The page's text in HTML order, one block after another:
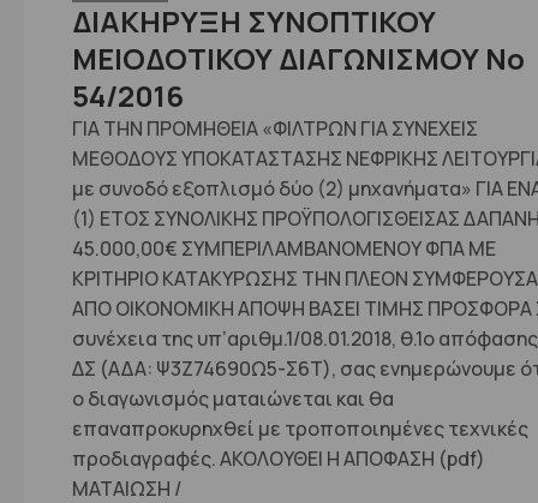
ΔΙΑΚΗΡΥΞΗ ΣΥΝΟΠΤΙΚΟΥ
ΜΕΙΟΔΟΤΙΚΟΥ ΔΙΑΓΩΝΙΣΜΟΥ No
54/2016
ΓΙΑ ΤΗΝ ΠΡΟΜΗΘΕΙΑ «ΦΙΛΤΡΩΝ ΓΙΑ ΣΥΝΕΧΕΙΣ
ΜΕΘΟΔΟΥΣ ΥΠΟΚΑΤΑΣΤΑΣΗΣ ΝΕΦΡΙΚΗΣ
με συνοδό εξοπλισμό δύο (2) μηχανήματα» ΓΙΑ
(1) ΕΤΟΣ ΣΥΝΟΛΙΚΗΣ ΠΡΟΫΠΟΛΟΓΙΣΘΕΙΣΑΣ
45.000,00€ ΣΥΜΠΕΡΙΛΑΜΒΑΝΟΜΕΝΟΥ ΦΠΑ ΜΕ
ΚΡΙΤΗΡΙΟ ΚΑΤΑΚΥΡΩΣΗΣ ΤΗΝ ΠΛΕΟΝ ΣΥΜΦΕΡΟΥΣΑ
ΑΠΟ ΟΙΚΟΝΟΜΙΚΗ ΑΠΟΨΗ ΒΑΣΕΙ ΤΙΜΗΣ ΠΡΟΣΦΟΡΑ
συνέχεια της υπ’αριθμ.1/08.01.2018, θ.1ο απόφασης
ΔΣ (ΑΔΑ: Ψ3Ζ74690Ω5-Σ6Τ), σας ενημερώνουμε
ο διαγωνισμός ματαιώνεται και θα
επαναπροκυρηχθεί με τροποποιημένες τεχνικές
προδιαγραφές. ΑΚΟΛΟΥΘΕΙ Η ΑΠΟΦΑΣΗ (pdf)
ΜΑΤΑΙΩΣΗ /